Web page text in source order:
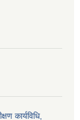
कार्यविधि,